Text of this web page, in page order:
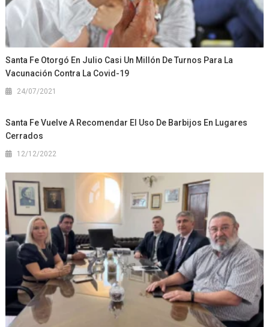
Santa Fe Otorgó En Julio Casi Un Millón De Turnos Para La
Vacunación Contra La Covid-19
24/07/2021
Santa Fe Vuelve A Recomendar El Uso De Barbijos En Lugares
Cerrados
12/12/2022